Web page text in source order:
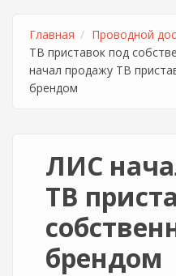
Главная Проводной
ТВ приставок под
начал продажу ТВ
брендом
ЛИС
ТВ
брендом